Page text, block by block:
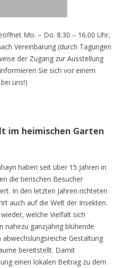
Mo. – Do. 8.30 – 16.00 Uhr,
Vereinbarung (durch Tagungen
der Zugang zur Ausstellung
Sie sich vor einem
uns!)
im heimischen Garten
haben seit über 15 Jahren in
die tierischen Besucher
In den letzten Jahren richteten
auch auf die Welt der Insekten.
welche Vielfalt sich
nahezu ganzjährig blühende
Gestaltung
bereitstellt. Damit
einen lokalen Beitrag zu dem